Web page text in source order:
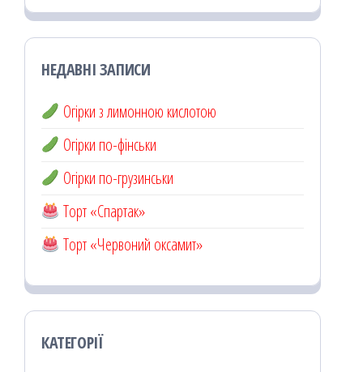
НЕДАВНІ ЗАПИСИ
Огірки з лимонною кислотою
Огірки по-фінськи
Огірки по-грузинськи
Торт «Спартак»
Торт «Червоний оксамит»
КАТЕГОРІЇ